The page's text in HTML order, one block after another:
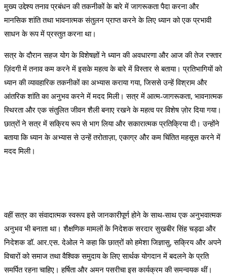
मुख्य उद्देश्य तनाव प्रबंधन की तकनीकों के बारे में जागरूकता पैदा करना और
मानसिक शांति तथा भावनात्मक संतुलन प्राप्त करने के लिए ध्यान को एक प्रभावी
साधन के रूप में प्रस्तुत करना था।
सत्र के दौरान सहज योग के विशेषज्ञों ने ध्यान की अवधारणा और आज की तेज रफ्तार
ज़िंदगी में तनाव कम करने में इसके महत्व के बारे में विस्तार से बताया। प्रतिभागियों को
ध्यान की व्यावहारिक तकनीकों का अभ्यास कराया गया, जिससे उन्हें विश्राम और
आंतरिक शांति का अनुभव करने में मदद मिली। सत्र में आत्म-जागरूकता, भावनात्मक
स्थिरता और एक संतुलित जीवन शैली बनाए रखने के महत्व पर विशेष ज़ोर दिया गया।
छात्रों ने सत्र में सक्रिय रूप से भाग लिया और सकारात्मक प्रतिक्रिया दी। उन्होंने
बताया कि ध्यान के अभ्यास से उन्हें तरोताज़ा, एकाग्र और कम चिंतित महसूस करने में
मदद मिली।
वहीं सत्र का संवादात्मक स्वरूप इसे जानकारीपूर्ण होने के साथ-साथ एक अनुभवात्मक
अनुभव भी बनाता था। शैक्षणिक मामलों के निदेशक सरदार सुखबीर सिंह चड्ढा और
निदेशक डॉ. आर.एस. देओल ने कहा कि छात्रों को हमेशा जिज्ञासु, सक्रिय और अपने
विचारों को समाज तथा वैश्विक समुदाय के लिए सार्थक योगदान में बदलने के प्रति
समर्पित रहना चाहिए। हर्षिता और अमन पसरीचा इस कार्यक्रम की समन्वयक थीं।